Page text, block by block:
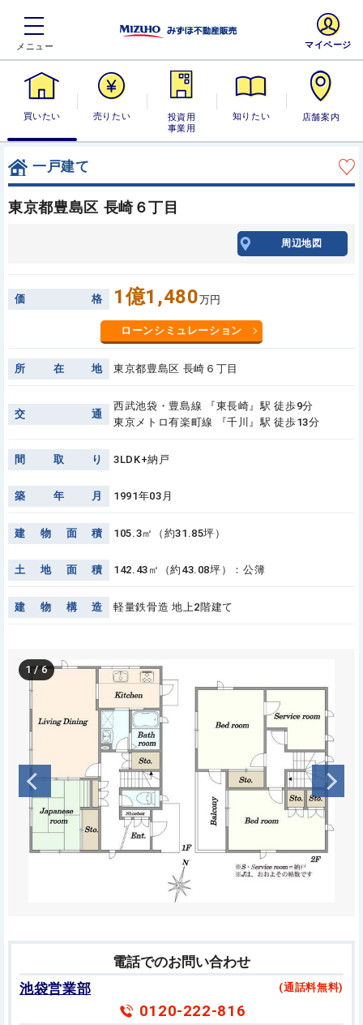
買いたい 売りたい
投資用・事業
用
知りたい 店舗案内
マイページ
一戸建て
東京都豊島区 長崎６丁目
周辺地図
価 格 1億1,480万円
ローンシミュレーション
所 在 地 東京都豊島区 長崎６丁目
交 通
西武池袋・豊島線 『東長崎』駅 徒歩9分
東京メトロ有楽町線 『千川』駅 徒歩13分
間 取 り 3LDK+納戸
築 年 月 1991年03月
建 物 面 積 105.3㎡（約31.85坪）
土 地 面 積 142.43㎡（約43.08坪）：公簿
建 物 構 造 軽量鉄骨造 地上2階建て
1/6
電話でのお問い合わせ
池袋営業部
(通話料無料)
0120-222-816